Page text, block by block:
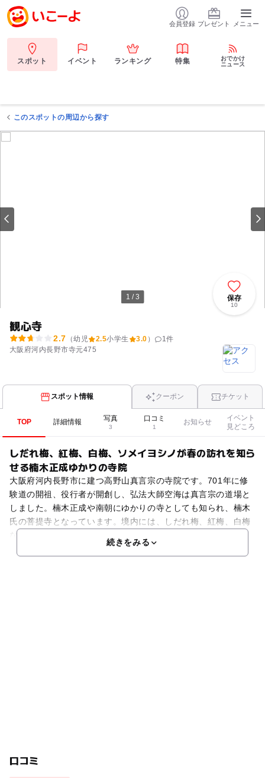
会員登録 プレゼント メニュー
スポット イベント ランキング 特集
おでかけ
ニュース
このスポットの周辺から探す
1 / 3
観心寺
2.7 （幼児 2.5小学生 3.0 ） 1件
大阪府河内長野市寺元475
保存
10
スポット情報 クーポン チケット
TOP 詳細情報 写真
3
口コミ
1
お知らせ
イベント
見どころ
しだれ梅、紅梅、白梅、ソメイヨシノが春の訪れを知ら
せる楠木正成ゆかりの寺院
大阪府河内長野市に建つ高野山真言宗の寺院です。701年に修
験道の開祖、役行者が開創し、弘法大師空海は真言宗の道場と
しました。楠木正成や南朝にゆかりの寺としても知られ、楠木
氏の菩提寺となっています。境内には、しだれ梅、紅梅、白梅
続きをみる
口コミ